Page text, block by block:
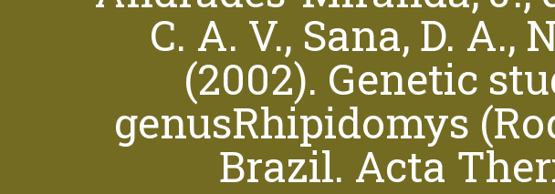
C. A. V., Sana, D. A.,
(2002). Genetic
genusRhipidomys
Brazil. Acta